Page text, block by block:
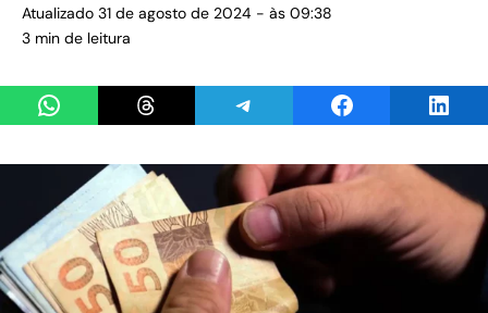
Atualizado 31 de agosto de 2024 - às 09:38
3 min de leitura
Share on WhatsAppShare on ThreadsShare on TelegramShare on Facebook